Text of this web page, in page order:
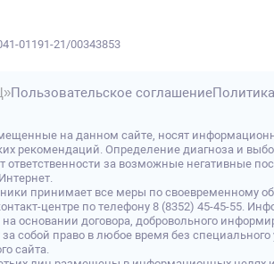
01191-21/00343853
Пользовательское соглашение
на данном сайте, носят
рекомендаций. Определение диагноза и
за возможные негативные
принимает все меры по своевременному
центре по телефону 8 (8352) 45-45-
основании договора, добровольного
за собой право в любое время без
сайта.